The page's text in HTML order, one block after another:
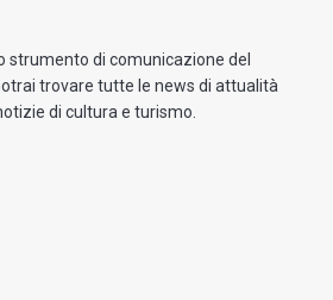
strumento di comunicazione del
trovare tutte le news di attualità
di cultura e turismo.